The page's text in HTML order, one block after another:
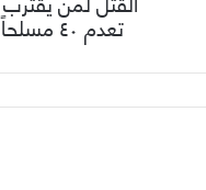
تعدم ٤٠ مسلحاً حاولوا ترك السلاح والخروج